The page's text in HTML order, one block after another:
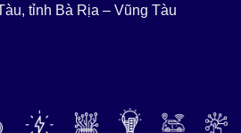
tỉnh Bà Rịa – Vũng Tàu